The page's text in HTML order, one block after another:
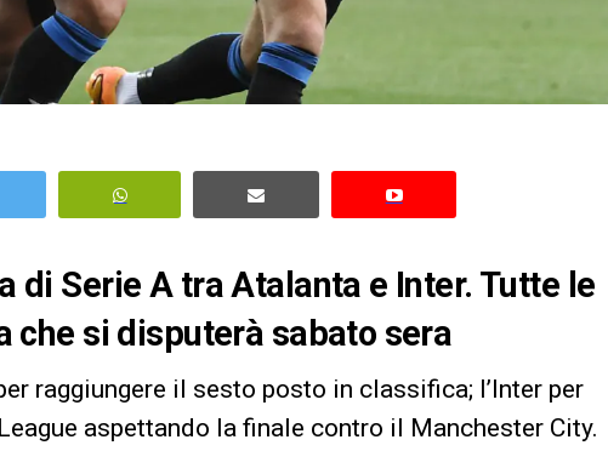
di Serie A tra Atalanta e Inter. Tutte le
si disputerà sabato sera
raggiungere il sesto posto in classifica; l’Inter per
aspettando la finale contro il Manchester City.